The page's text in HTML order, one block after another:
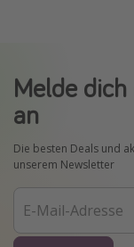
Melde
an
Die besten Deals und
unserem Newsletter